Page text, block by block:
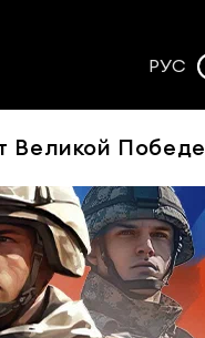
РУС
Великой Победе